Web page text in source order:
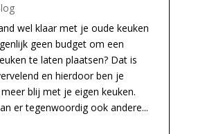
wel klaar met je oude keuken
geen budget om een
te laten plaatsen? Dat is
en hierdoor ben je
blij met je eigen keuken.
er tegenwoordig ook andere...